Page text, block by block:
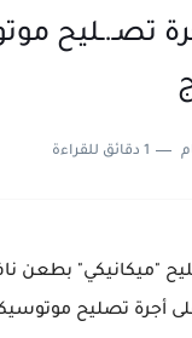
تصـ.ـليح
1 دقائق للقراءة
بطعن
أجرة تصليح